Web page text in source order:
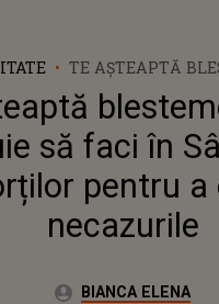
TE AȘTEAPTĂ
TREBUIE SĂ FACI
MORȚILOR
NECAZURILE
să faci în
pentru a
necazurile
Autor:BIANCA ELENA